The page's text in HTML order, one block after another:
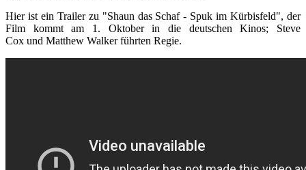
Hier ist ein Trailer zu "Shaun das Schaf - Spuk im Kürbisfeld", der
Film kommt am 1. Oktober in die deutschen Kinos; Steve
Cox und Matthew Walker führten Regie.